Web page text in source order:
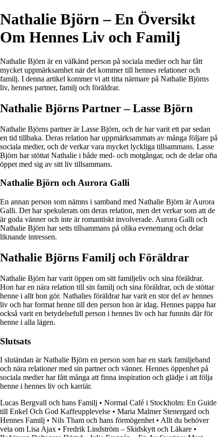
Nathalie Björn – En Översikt
Om Hennes Liv och Familj
Nathalie Björn är en välkänd person på sociala medier och har fått
mycket uppmärksamhet när det kommer till hennes relationer och
familj. I denna artikel kommer vi att titta närmare på Nathalie Björns
liv, hennes partner, familj och föräldrar.
Nathalie Björns Partner – Lasse Björn
Nathalie Björns partner är Lasse Björn, och de har varit ett par sedan
en tid tillbaka. Deras relation har uppmärksammats av många följare på
sociala medier, och de verkar vara mycket lyckliga tillsammans. Lasse
Björn har stöttat Nathalie i både med- och motgångar, och de delar ofta
öppet med sig av sitt liv tillsammans.
Nathalie Björn och Aurora Galli
En annan person som nämns i samband med Nathalie Björn är Aurora
Galli. Det har spekulerats om deras relation, men det verkar som att de
är goda vänner och inte är romantiskt involverade. Aurora Galli och
Nathalie Björn har setts tillsammans på olika evenemang och delar
liknande intressen.
Nathalie Björns Familj och Föräldrar
Nathalie Björn har varit öppen om sitt familjeliv och sina föräldrar.
Hon har en nära relation till sin familj och sina föräldrar, och de stöttar
henne i allt hon gör. Nathalies föräldrar har varit en stor del av hennes
liv och har format henne till den person hon är idag. Hennes pappa har
också varit en betydelsefull person i hennes liv och har funnits där för
henne i alla lägen.
Slutsats
I slutändan är Nathalie Björn en person som har en stark familjeband
och nära relationer med sin partner och vänner. Hennes öppenhet på
sociala medier har fått många att finna inspiration och glädje i att följa
henne i hennes liv och karriär.
Lucas Bergvall och hans Familj • Normal Café i Stockholm: En Guide
till Enkel Och God Kaffeupplevelse • Maria Malmer Stenergard och
Hennes Familj • Nils Tham och hans förmögenhet • Allt du behöver
veta om Lisa Ajax • Fredrik Lindström – Skidskytt och Läkare •